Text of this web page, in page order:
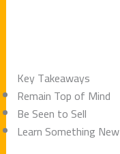
Key Takeaways
Remain Top of Mind
Be Seen to Sell
Learn Something New